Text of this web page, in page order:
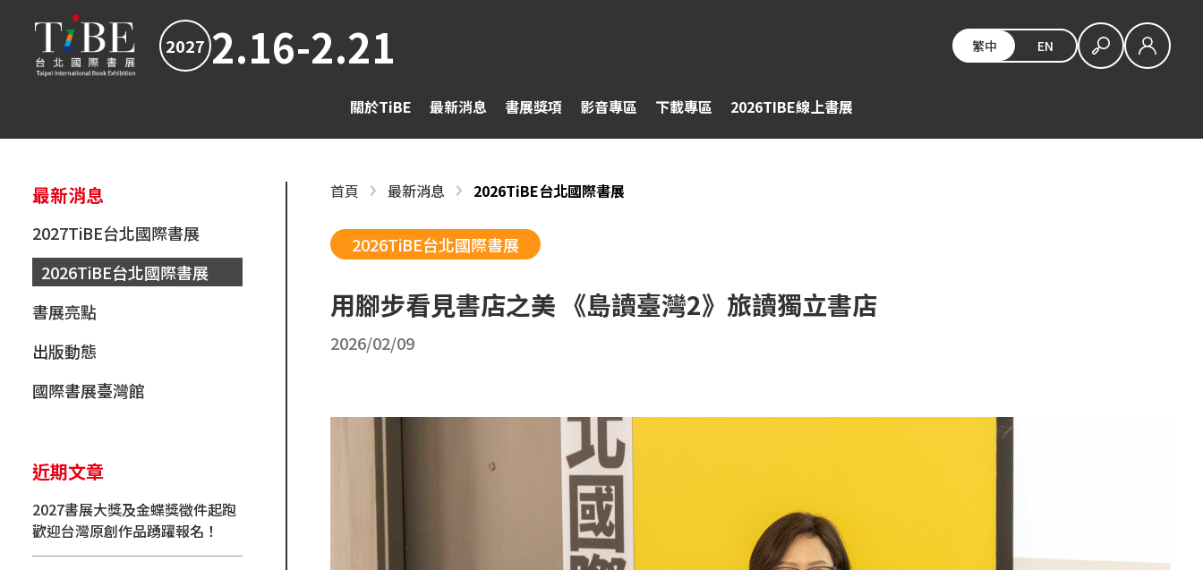
2027 2.16-2.21 繁中 EN
關於TiBE 最新消息 書展獎項 影音專區 下載專區 2026TIBE線上書展
最新消息
2027TiBE台北國際書展
2026TiBE台北國際書展
書展亮點
出版動態
國際書展臺灣館
近期文章
2027書展大獎及金蝶獎徵件起跑
歡迎台灣原創作品踴躍報名！
首頁 最新消息 2026TiBE台北國際書展
2026TiBE台北國際書展
用腳步看見書店之美 《島讀臺灣2》旅讀獨立書店
2026/02/09